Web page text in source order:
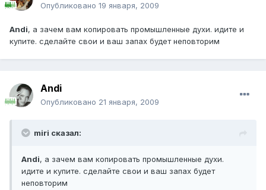
Опубликовано 19 января, 2009
Andi, а зачем вам копировать промышленные духи. идите и
купите. сделайте свои и ваш запах будет неповторим
Andi
Опубликовано 21 января, 2009
miri сказал:
Andi, а зачем вам копировать промышленные духи.
идите и купите. сделайте свои и ваш запах будет
неповторим